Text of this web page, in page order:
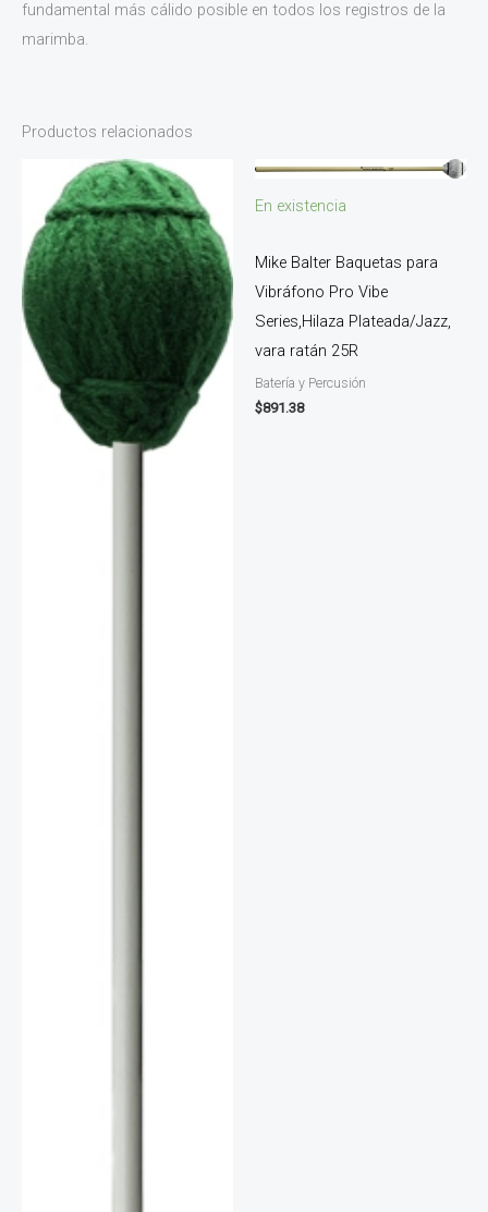
fundamental más cálido posible en todos los registros de la
marimba.
Productos relacionados
En existencia
Mike Balter Baquetas para
Vibráfono Pro Vibe
Series,Hilaza Plateada/Jazz,
vara ratán 25R
Batería y Percusión
$891.38